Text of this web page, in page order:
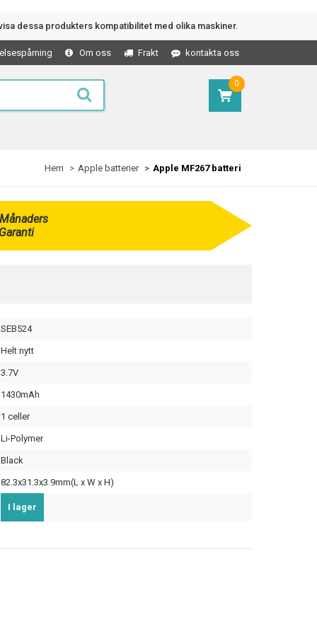
dessa produkters kompatibilitet med olika maskiner.
kontakta oss
Frakt
Om oss
0
Hem Apple batterier Apple MF267 batteri
SEB524
Helt nytt
3.7V
1430mAh
1 celler
Li-Polymer
Black
82.3x31.3x3.9mm(L x W x H)
I lager